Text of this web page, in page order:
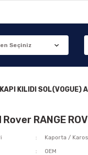
KILIDI SOL(VOGUE)
RANGE
Kaporta /
OEM